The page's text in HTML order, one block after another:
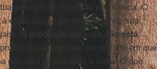
período de recessão econômica. O
à especulação por terra visando sua
“
A produção agrícola não está
cresceu em um período em que
não está relacionada a outra. O que